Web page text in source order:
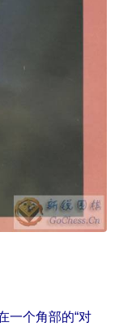
一个角部的“对